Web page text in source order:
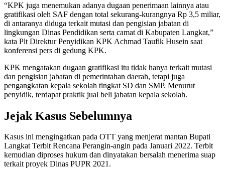
“KPK juga menemukan adanya dugaan penerimaan lainnya atau
gratifikasi oleh SAF dengan total sekurang-kurangnya Rp 3,5 miliar,
di antaranya diduga terkait mutasi dan pengisian jabatan di
lingkungan Dinas Pendidikan serta camat di Kabupaten Langkat,”
kata Plt Direktur Penyidikan KPK Achmad Taufik Husein saat
konferensi pers di gedung KPK.
KPK mengatakan dugaan gratifikasi itu tidak hanya terkait mutasi
dan pengisian jabatan di pemerintahan daerah, tetapi juga
pengangkatan kepala sekolah tingkat SD dan SMP. Menurut
penyidik, terdapat praktik jual beli jabatan kepala sekolah.
Jejak Kasus Sebelumnya
Kasus ini mengingatkan pada OTT yang menjerat mantan Bupati
Langkat Terbit Rencana Perangin-angin pada Januari 2022. Terbit
kemudian diproses hukum dan dinyatakan bersalah menerima suap
terkait proyek Dinas PUPR 2021.